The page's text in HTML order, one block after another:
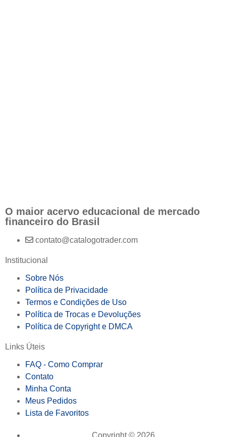
O maior acervo educacional de mercado
financeiro do Brasil
contato@catalogotrader.com
Institucional
Sobre Nós
Política de Privacidade
Termos e Condições de Uso
Política de Trocas e Devoluções
Política de Copyright e DMCA
Links Úteis
FAQ - Como Comprar
Contato
Minha Conta
Meus Pedidos
Lista de Favoritos
Copyright © 2026